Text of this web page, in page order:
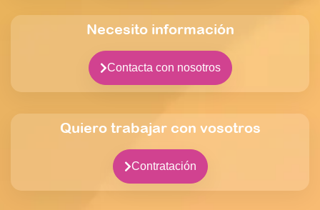
Necesito información
Contacta con nosotros
Quiero trabajar con vosotros
Contratación